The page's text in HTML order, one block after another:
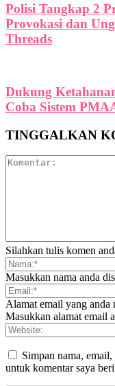
Polisi Tangkap 2
Provokasi dan
Threads
Dukung
Coba Sistem
TINGGALKAN
Silahkan tulis komen
Masukkan nama anda
Alamat email yang anda
Masukkan alamat email
Simpan nama,
untuk komentar saya